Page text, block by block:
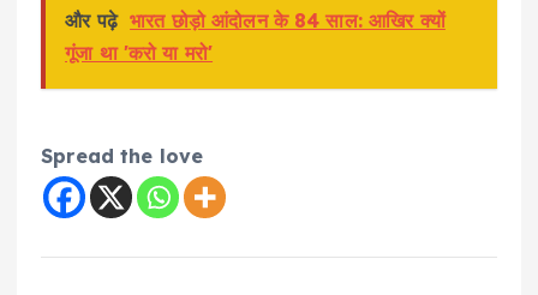
और पढ़े भारत छोड़ो आंदोलन के 84 साल: आखिर क्यों
गूंजा था 'करो या मरो'
Spread the love